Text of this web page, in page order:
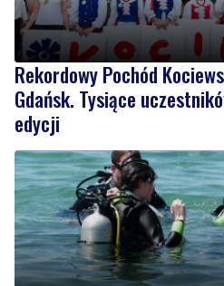
Rekordowy Pochód
Gdańsk. Tysiące
edycji